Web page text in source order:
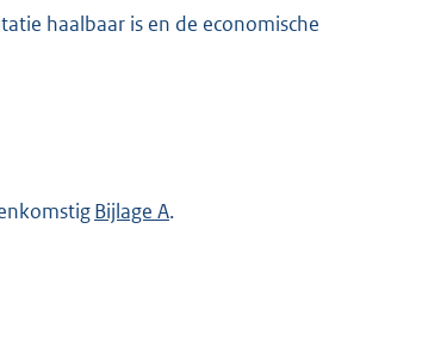
haalbaar is en de economische
Bijlage A.